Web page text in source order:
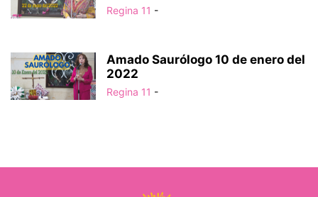
Regina 11 -
Amado Saurólogo 10 de enero del
2022
Regina 11 -